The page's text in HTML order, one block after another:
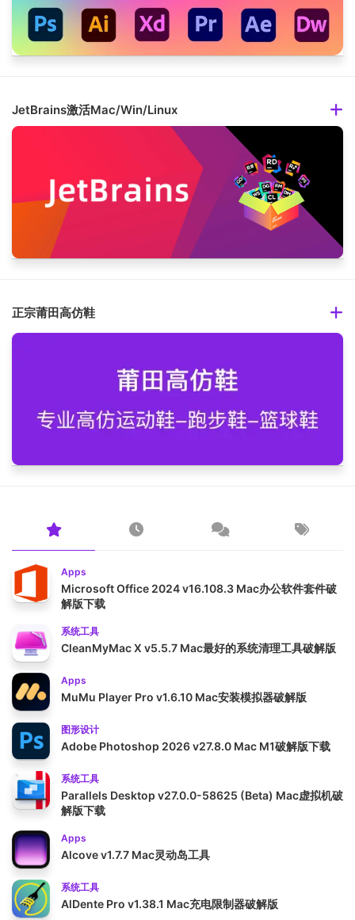
JetBrains激活Mac/Win/Linux
正宗莆田高仿鞋
Apps
Microsoft Office 2024 v16.108.3 Mac办公软件套件破
解版下载
系统工具
CleanMyMac X v5.5.7 Mac最好的系统清理工具破解版
Apps
MuMu Player Pro v1.6.10 Mac安装模拟器破解版
图形设计
Adobe Photoshop 2026 v27.8.0 Mac M1破解版下载
系统工具
Parallels Desktop v27.0.0-58625 (Beta) Mac虚拟机破
解版下载
Apps
Alcove v1.7.7 Mac灵动岛工具
系统工具
AlDente Pro v1.38.1 Mac充电限制器破解版